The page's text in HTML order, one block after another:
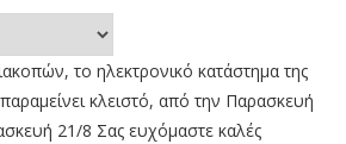
το ηλεκτρονικό κατάστημα της
κλειστό, από την Παρασκευή
21/8 Σας ευχόμαστε καλές